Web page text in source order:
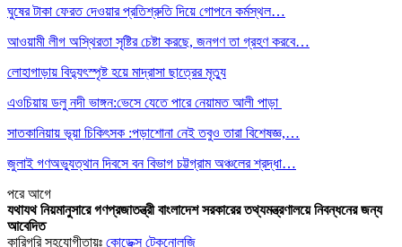
ঘুষের টাকা ফেরত দেওয়ার প্রতিশ্রুতি দিয়ে গোপনে কর্মস্থল…
আওয়ামী লীগ অস্থিরতা সৃষ্টির চেষ্টা করছে, জনগণ তা গ্রহণ করবে…
লোহাগাড়ায় বিদ্যুৎস্পৃষ্ট হয়ে মাদ্রাসা ছাত্রের মৃত্যু
এওচিয়ায় ডলু নদী ভাঙ্গন:ভেসে যেতে পারে নেয়ামত আলী পাড়া
সাতকানিয়ায় ভূয়া চিকিৎসক :পড়াশোনা নেই তবুও তারা বিশেষজ্ঞ,…
জুলাই গণঅভ্যুত্থান দিবসে বন বিভাগ চট্টগ্রাম অঞ্চলের শ্রদ্ধা…
পরেআগে
যথাযথ নিয়মানুসারে গণপ্রজাতন্ত্রী বাংলাদেশ সরকারের তথ্যমন্ত্রণালয়ে নিবন্ধনের জন্য
আবেদিত
কারিগরি সহযোগীতায়ঃ কোডেক্স টেকনোলজি